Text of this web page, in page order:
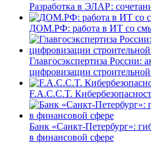
Разработка в ЭЛАР:
ДОМ.РФ: работа в ИТ со
Главгосэкспертиза России:
цифровизации
F.A.C.C.T.
Банк «Санкт-Петербург»:
в финансовой сфере